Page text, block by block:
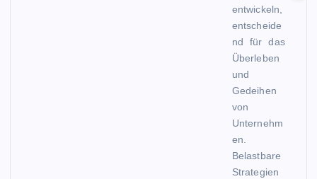
entwickeln,
entscheide
nd für das
Überleben
und
Gedeihen
von
Unternehm
en.
Belastbare
Strategien